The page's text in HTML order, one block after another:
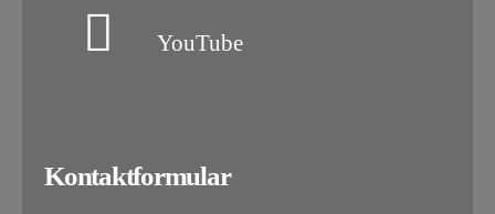
YouTube
Kontaktformular